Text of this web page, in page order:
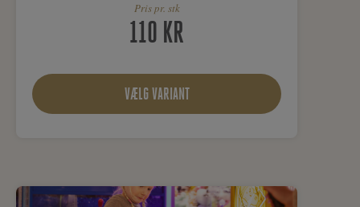
Pris pr. stk
110 KR
VÆLG VARIANT